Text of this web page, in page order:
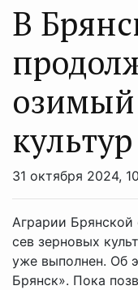
В
озимый
культур
31 октября 2024,
Аграрии
сев зерновых
уже выполнен. Об
Брянск». Пока